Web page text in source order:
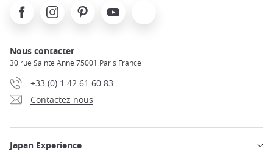
FacebookInstagramPinterest Youtube
Nous contacter
30 rue Sainte Anne 75001 Paris France
+33 (0) 1 42 61 60 83
Contactez nous
Japan Experience